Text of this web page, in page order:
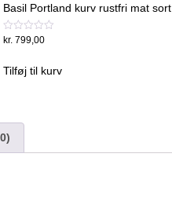
Basil Portland kurv rustfri mat sort
Vurderet
af
5
kr.799,00
Tilføj til kurv